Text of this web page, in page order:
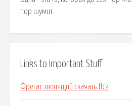
пор шумит.
Links to Important Stuff
Фрегат звенящий скачать fb2